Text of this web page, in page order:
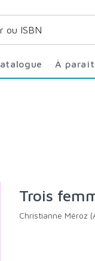
Catalogue À
Trois
Christianne Méroz